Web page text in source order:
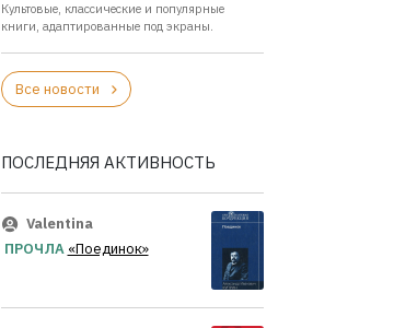
Культовые, классические и популярные
книги, адаптированные под экраны.
Все новости
ПОСЛЕДНЯЯ АКТИВНОСТЬ
Valentina
ПРОЧЛА «Поединок»